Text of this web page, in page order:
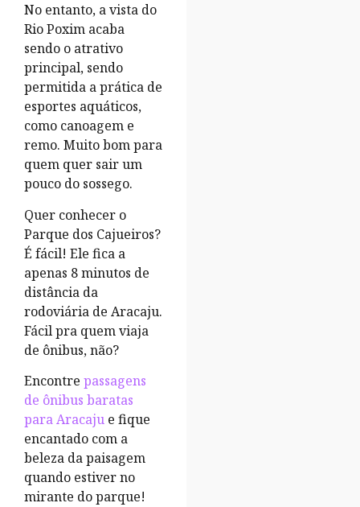
No entanto, a vista do
Rio Poxim acaba
sendo o atrativo
principal, sendo
permitida a prática de
esportes aquáticos,
como canoagem e
remo. Muito bom para
quem quer sair um
pouco do sossego.
Quer conhecer o
Parque dos Cajueiros?
É fácil! Ele fica a
apenas 8 minutos de
distância da
rodoviária de Aracaju.
Fácil pra quem viaja
de ônibus, não?
Encontre passagens
de ônibus baratas
para Aracaju e fique
encantado com a
beleza da paisagem
quando estiver no
mirante do parque!